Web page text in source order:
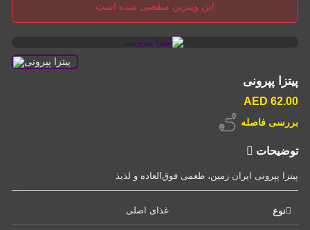
این ویترین منقضی شده است
پیتزا پپرونی
62.00 AED
بررسی فاصله
توضیحات
پیتزا پپرونی ایران زمین، طعمی فوق‌العاده و لذیذ
نوع غذای اصلی